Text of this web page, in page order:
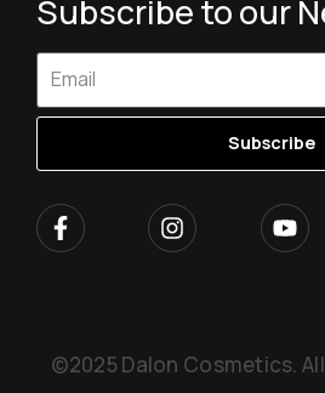
Subscribe to our
Subscribe
©2025 Dalon Cosmetics.